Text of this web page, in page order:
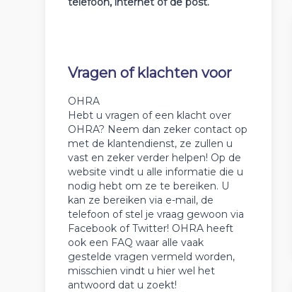
Vragen of klachten voor
OHRA
Hebt u vragen of een klacht over
OHRA? Neem dan zeker contact op
met de klantendienst, ze zullen u
vast en zeker verder helpen! Op de
website vindt u alle informatie die u
nodig hebt om ze te bereiken. U
kan ze bereiken via e-mail, de
telefoon of stel je vraag gewoon via
Facebook of Twitter! OHRA heeft
ook een FAQ waar alle vaak
gestelde vragen vermeld worden,
misschien vindt u hier wel het
antwoord dat u zoekt!